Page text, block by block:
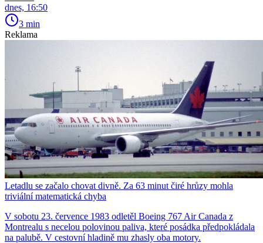
dnes, 16:50
3 min
Reklama
Letadlu se začalo chovat divně. Za 63 minut čiré hrůzy mohla
triviální matematická chyba
V sobotu 23. července 1983 odletěl Boeing 767 Air Canada z
Montrealu s necelou polovinou paliva, které posádka předpokládala
na palubě. V cestovní hladině mu zhasly oba motory.